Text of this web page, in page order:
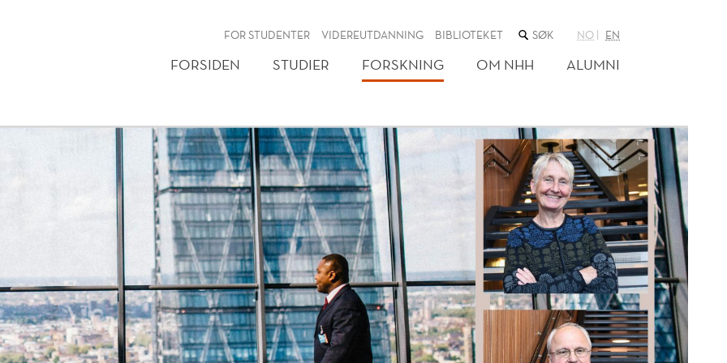
FOR STUDENTER VIDEREUTDANNING BIBLIOTEKET SØK
NETTSTEDET
NO EN
FORSIDEN STUDIER FORSKNING OM NHH ALUMNI